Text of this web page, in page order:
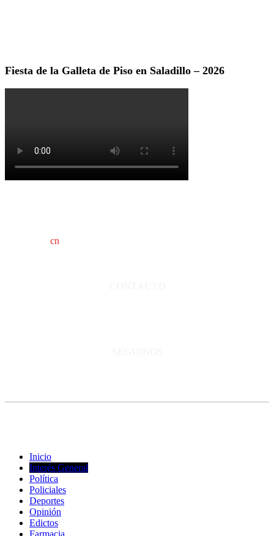
Fiesta de la Galleta de Piso en Saladillo – 2026
cn
Inicio
Interés General
Política
Policiales
Deportes
Opinión
Edictos